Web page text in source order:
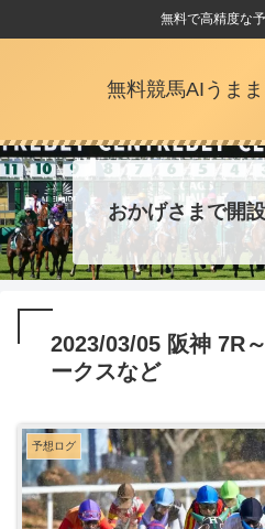
無料で高精度な
無料競馬AIうま
おかげさまで開
2023/03/05 阪神 7R
ークスなど
予想ログ